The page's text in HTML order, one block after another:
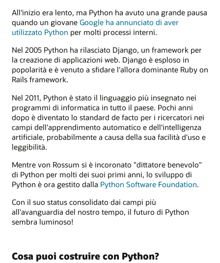
All'inizio era lento, ma Python ha avuto una grande pausa
quando un giovane Google ha annunciato di aver
utilizzato Python per molti processi interni.
Nel 2005 Python ha rilasciato Django, un framework per
la creazione di applicazioni web. Django è esploso in
popolarità e è venuto a sfidare l'allora dominante Ruby on
Rails framework.
Nel 2011, Python è stato il linguaggio più insegnato nei
programmi di informatica in tutto il paese. Pochi anni
dopo è diventato lo standard de facto per i ricercatori nei
campi dell'apprendimento automatico e dell'intelligenza
artificiale, probabilmente a causa della sua facilità d'uso e
leggibilità.
Mentre von Rossum si è incoronato "dittatore benevolo"
di Python per molti dei suoi primi anni, lo sviluppo di
Python è ora gestito dalla Python Software Foundation.
Con il suo status consolidato dai campi più
all'avanguardia del nostro tempo, il futuro di Python
sembra luminoso!
Cosa puoi costruire con Python?